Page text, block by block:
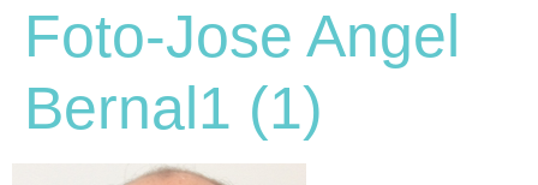
Foto-Jose Angel
Bernal1 (1)